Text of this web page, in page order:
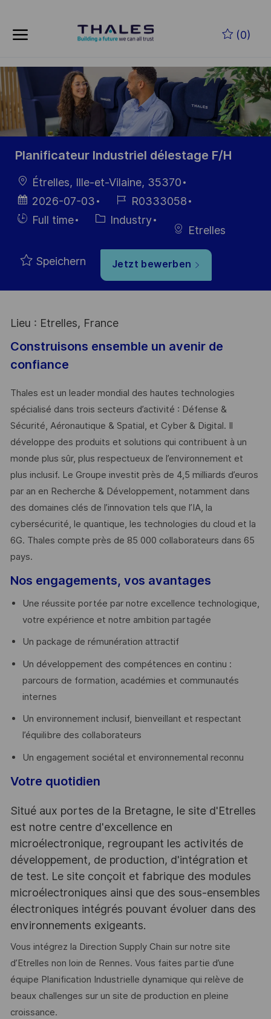
(0)
-
Planificateur Industriel délestage F/H
Ort
Étrelles, Ille-et-Vilaine, 35370
Datum der
Veröffentlichung
2026-07-03
Job-
ID
R0333058
Einstellunngstyp
Full time Kategorie
Industry
Etrelles
Speichern Jetzt bewerben
Lieu : Etrelles, France
Construisons ensemble un avenir de
confiance
Thales est un leader mondial des hautes technologies
spécialisé dans trois secteurs d’activité : Défense &
Sécurité, Aéronautique & Spatial, et Cyber & Digital. Il
développe des produits et solutions qui contribuent à un
monde plus sûr, plus respectueux de l’environnement et
plus inclusif. Le Groupe investit près de 4,5 milliards d’euros
par an en Recherche & Développement, notamment dans
des domaines clés de l’innovation tels que l’IA, la
cybersécurité, le quantique, les technologies du cloud et la
6G. Thales compte près de 85 000 collaborateurs dans 65
pays. ​
Nos engagements, vos avantages
Une réussite portée par notre excellence technologique,
votre expérience et notre ambition partagée
Un package de rémunération attractif
Un développement des compétences en continu :
parcours de formation, académies et communautés
internes
Un environnement inclusif, bienveillant et respectant
l’équilibre des collaborateurs
Un engagement sociétal et environnemental reconnu
Votre quotidien
Situé aux portes de la Bretagne, le site d'Etrelles
est notre centre d'excellence en
microélectronique, regroupant les activités de
développement, de production, d'intégration et
de test. Le site conçoit et fabrique des modules
microélectroniques ainsi que des sous-ensembles
électroniques intégrés pouvant évoluer dans des
environnements exigeants.
Vous intégrez la Direction Supply Chain sur notre site
d’Etrelles non loin de Rennes. Vous faites partie d’une
équipe Planification Industrielle dynamique qui relève de
beaux challenges sur un site de production en pleine
croissance.